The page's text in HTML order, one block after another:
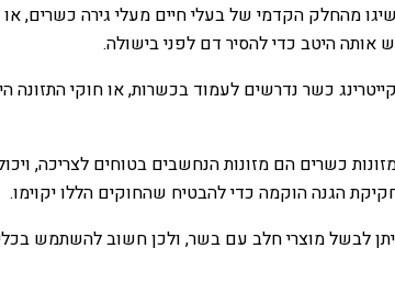
מהחלק הקדמי של בעלי חיים מעלי גירה כשרים,
היטב כדי להסיר דם לפני בישולה.
כשר נדרשים לעמוד בכשרות, או חוקי
כשרים הם מזונות הנחשבים בטוחים לצריכה,
הגנה הוקמה כדי להבטיח שהחוקים הללו יקוימו.
לבשל מוצרי חלב עם בשר, ולכן חשוב להשתמש